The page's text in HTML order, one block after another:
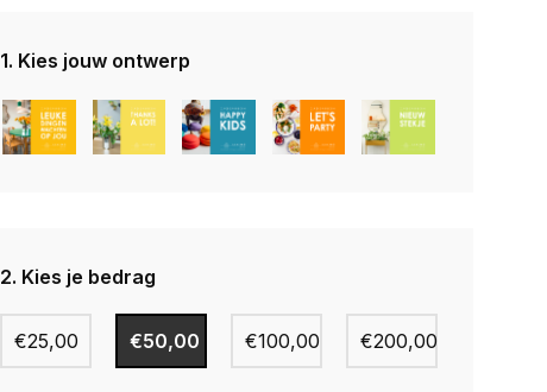
1. Kies jouw ontwerp
2. Kies je bedrag
€25,00 €50,00 €100,00 €200,00